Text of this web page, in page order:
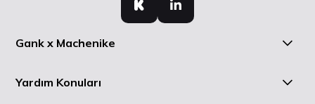
Gank x Machenike
Yardım Konuları